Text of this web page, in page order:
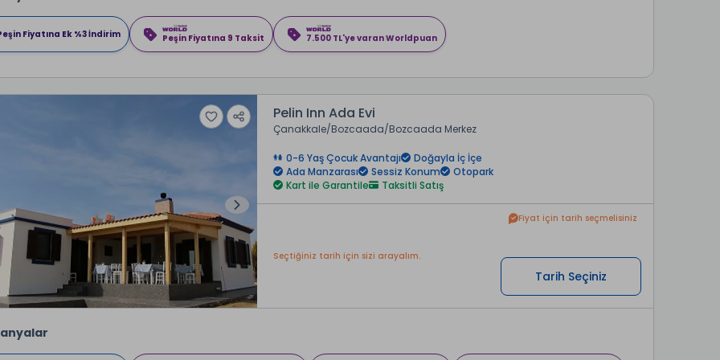
Fiyatına Ek %3 İndirim Peşin Fiyatına 9 Taksit 7.500 TL'ye varan Worldpuan
Pelin Inn Ada Evi
Çanakkale Bozcaada Bozcaada Merkez
0-6 Yaş Çocuk Avantajı
Doğayla İç İçe
Ada Manzarası
Sessiz Konum
Otopark
Kart ile Garantile
Taksitli Satış
Seçtiğiniz tarih için sizi arayalım.
Fiyat için tarih seçmelisiniz
Tarih Seçiniz